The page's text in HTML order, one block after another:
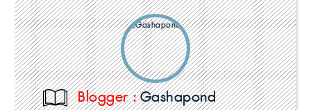
Blogger :Gashapond